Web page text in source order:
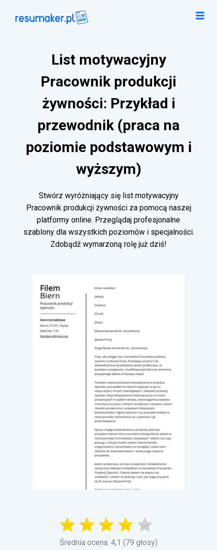
List motywacyjny
Pracownik produkcji
żywności: Przykład i
przewodnik (praca na
poziomie podstawowym i
wyższym)
Stwórz wyróżniający się list motywacyjny
Pracownik produkcji żywności za pomocą naszej
platformy online. Przeglądaj profesjonalne
szablony dla wszystkich poziomów i specjalności.
Zdobądź wymarzoną rolę już dziś!
Średnia ocena: 4,1 (79 głosy)